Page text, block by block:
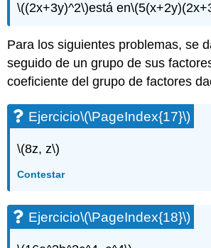
suma
resta:
productos
especiales
Ejercicio\
(\PageIndex{46}\)
(\PageIndex{47}\)
(\PageIndex{49}\)
Ejercicio\
(\PageIndex{50}\)
\((2x+3y)^2\)está en
Para los siguientes problemas, se
seguido de un grupo de sus
coeficiente del grupo de factores
Ejercicio\(\PageIndex{17}\)
\(8z, z\)
Contestar
Ejercicio\(\PageIndex{18}\)